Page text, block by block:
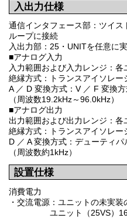
入出力仕様
通信インタフェース部：ツイス
ループに接続
入出力部：25・UNITを任意に
■アナログ入力
入力範囲および入力レンジ：各
絶縁方式：トランスアイソレー
A ／ D 変換方式：V ／ F 変換
（周波数19.2kHz～96.0kHz）
■アナログ出力
出力範囲および出力レンジ：各
絶縁方式：トランスアイソレー
D ／ A 変換方式：デューティ
（周波数約1kHz）
設置仕様
消費電力
・交流電源：ユニットの未実装
ユニット（25VS）16台